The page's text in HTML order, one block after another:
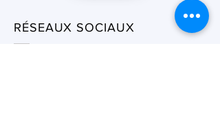
RÉSEAUX SOCIAUX